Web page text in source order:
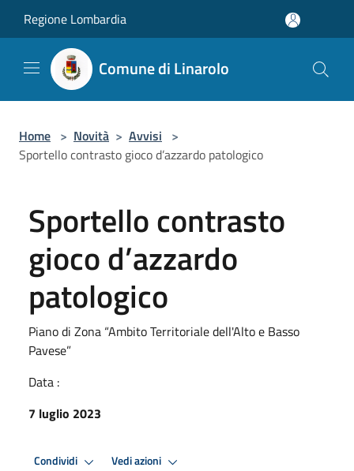
Regione Lombardia
Comune di Linarolo
Home > Novità > Avvisi >
Sportello contrasto gioco d’azzardo patologico
Sportello contrasto
gioco d’azzardo
patologico
Piano di Zona “Ambito Territoriale dell'Alto e Basso
Pavese”
Data :
7 luglio 2023
Condividi Vedi azioni